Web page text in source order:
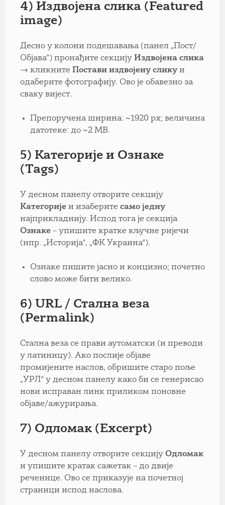
4) Издвојена слика (Featured
image)
Десно у колони подешавања (панел „Пост/
Објава“) пронађите секцију Издвојена слика
→ кликните Постави издвојену слику и
одаберите фотографију. Ово је обавезно за
сваку вијест.
Препоручена ширина: ~1920 px; величина
датотеке: до ~2 MB.
5) Категорије и Ознаке
(Tags)
У десном панелу отворите секцију
Категорије и изаберите само једну
најприкладнију. Испод тога је секција
Ознаке – упишите кратке кључне ријечи
(нпр. „Историја“, „ФК Украина“).
Ознаке пишите јасно и концизно; почетно
слово може бити велико.
6) URL / Стална веза
(Permalink)
Стална веза се прави аутоматски (и преводи
у латиницу). Ако послије објаве
промијените наслов, обришите старо поље
„УРЛ“ у десном панелу како би се генерисао
нови исправан линк приликом поновне
објаве/ажурирања.
7) Одломак (Excerpt)
У десном панелу отворите секцију Одломак
и упишите кратак сажетак – до двије
реченице. Ово се приказује на почетној
страници испод наслова.